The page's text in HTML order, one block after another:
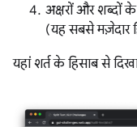
अक्षरों और शब्दों
(यह सबसे मज़ेदार
यहां शर्त के हिसाब से